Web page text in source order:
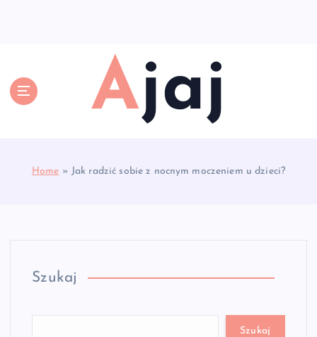
Ajaj
Home » Jak radzić sobie z nocnym moczeniem u dzieci?
Szukaj
Szukaj